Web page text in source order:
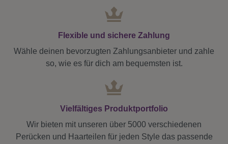
Flexible und sichere Zahlung
Wähle deinen bevorzugten Zahlungsanbieter und zahle
so, wie es für dich am bequemsten ist.
Vielfältiges Produktportfolio
Wir bieten mit unseren über 5000 verschiedenen
Perücken und Haarteilen für jeden Style das passende